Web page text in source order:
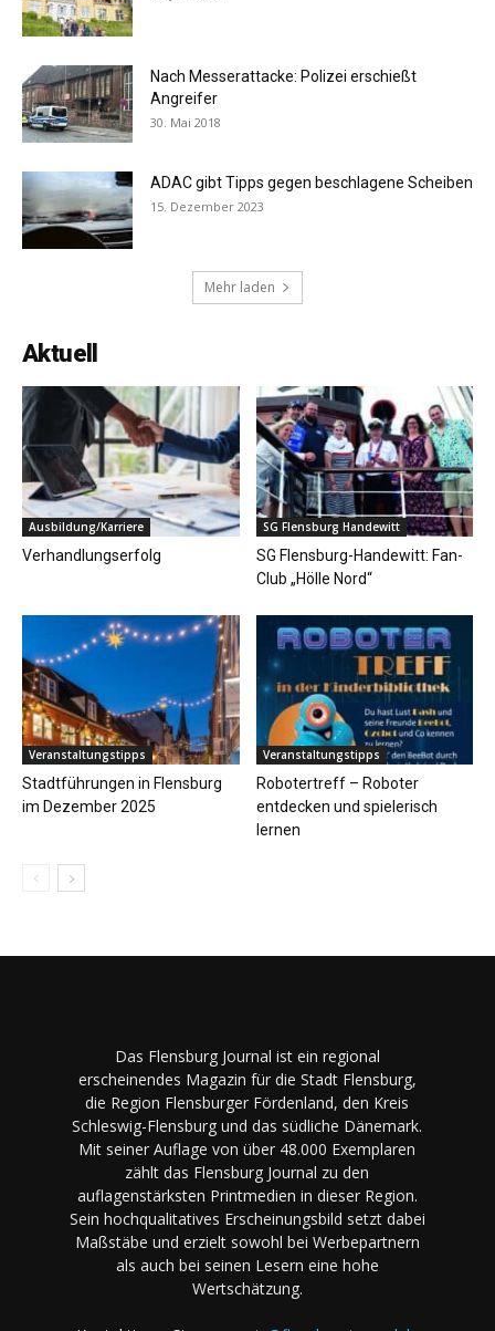
Nach Messerattacke: Polizei erschießt
Angreifer
30. Mai 2018
ADAC gibt Tipps gegen beschlagene Scheiben
15. Dezember 2023
Mehr laden
Aktuell
Ausbildung/Karriere
Verhandlungserfolg
SG Flensburg Handewitt
SG Flensburg-Handewitt: Fan-
Club „Hölle Nord“
Veranstaltungstipps
Stadtführungen in Flensburg
im Dezember 2025
Veranstaltungstipps
Robotertreff – Roboter
entdecken und spielerisch
lernen
Das Flensburg Journal ist ein regional
erscheinendes Magazin für die Stadt Flensburg,
die Region Flensburger Fördenland, den Kreis
Schleswig-Flensburg und das südliche Dänemark.
Mit seiner Auflage von über 48.000 Exemplaren
zählt das Flensburg Journal zu den
auflagenstärksten Printmedien in dieser Region.
Sein hochqualitatives Erscheinungsbild setzt dabei
Maßstäbe und erzielt sowohl bei Werbepartnern
als auch bei seinen Lesern eine hohe
Wertschätzung.